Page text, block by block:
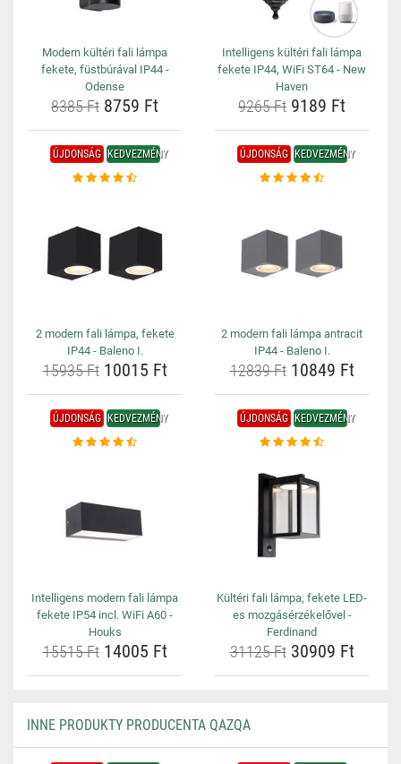
Modern kültéri fali lámpa
fekete, füstbúrával IP44 -
Odense
8385 Ft 8759 Ft
Intelligens kültéri fali lámpa
fekete IP44, WiFi ST64 - New
Haven
9265 Ft 9189 Ft
ÚJDONSÁG KEDVEZMÉNY
2 modern fali lámpa, fekete
IP44 - Baleno I.
15935 Ft10015 Ft
ÚJDONSÁG KEDVEZMÉNY
2 modern fali lámpa antracit
IP44 - Baleno I.
12839 Ft10849 Ft
ÚJDONSÁG KEDVEZMÉNY
Intelligens modern fali lámpa
fekete IP54 incl. WiFi A60 -
Houks
15515 Ft14005 Ft
ÚJDONSÁG KEDVEZMÉNY
Kültéri fali lámpa, fekete LED-
es mozgásérzékelővel -
Ferdinand
31125 Ft30909 Ft
INNE PRODUKTY PRODUCENTA QAZQA